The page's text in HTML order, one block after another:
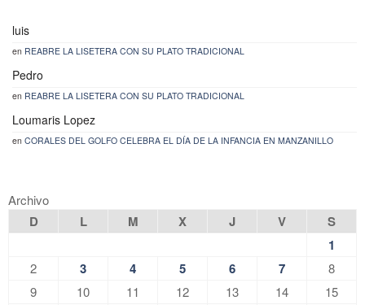
luis
en REABRE LA LISETERA CON SU PLATO TRADICIONAL
Pedro
en REABRE LA LISETERA CON SU PLATO TRADICIONAL
Loumaris Lopez
en CORALES DEL GOLFO CELEBRA EL DÍA DE LA INFANCIA EN MANZANILLO
Archivo
D L M X J V
S
1
2 3 4 5 6 7
8
9
10 11 12 13 14
15